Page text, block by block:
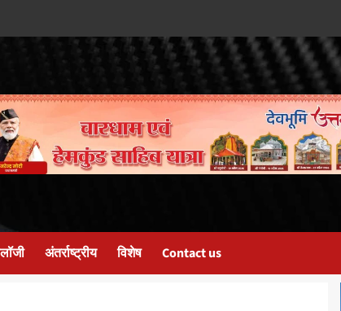
अंतर्राष्ट्रीय विशेष Contact us